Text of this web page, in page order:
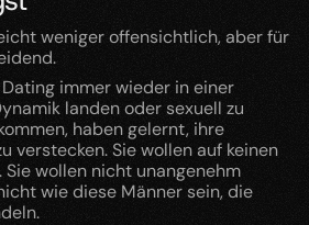
weniger offensichtlich, aber für
immer wieder in einer
landen oder sexuell zu
haben gelernt, ihre
verstecken. Sie wollen auf keinen
wollen nicht unangenehm
wie diese Männer sein, die